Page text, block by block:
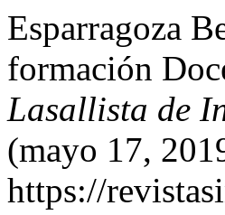
Esparragoza
formación
Lasallista de
(mayo 17,
https://